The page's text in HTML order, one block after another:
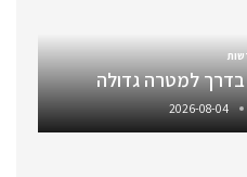
למטרה גדולה
2026-08-04